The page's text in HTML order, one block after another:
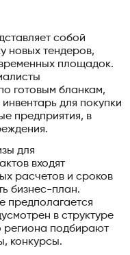
собой
новых тендеров,
площадок.
готовым бланкам,
для покупки
предприятия, в
для
входят
расчетов и сроков
бизнес-план.
предполагается
в структуре
региона подбирают
конкурсы.